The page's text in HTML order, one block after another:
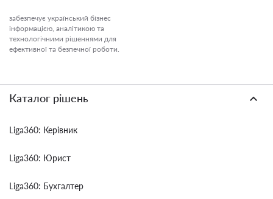
забезпечує український бізнес
інформацією, аналітикою та
технологічними рішеннями для
ефективної та безпечної роботи.
Каталог рішень
Liga360: Керівник
Liga360: Юрист
Liga360: Бухгалтер